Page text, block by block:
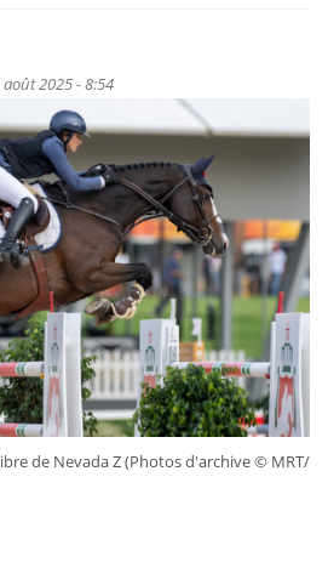
2025 - 8:54
de Nevada Z (Photos d'archive © MRT/